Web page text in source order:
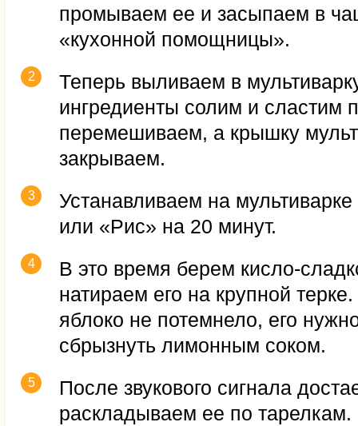
промываем ее и засыпаем в
«кухонной помощницы».
Теперь выливаем в
ингредиенты солим и сластим
перемешиваем, а крышку
закрываем.
Устанавливаем на
или «Рис» на 20 минут.
В это время берем кисло-
натираем его на крупной
яблоко не потемнело, его
сбрызнуть лимонным соком.
После звукового сигнала
раскладываем ее по тарелкам.